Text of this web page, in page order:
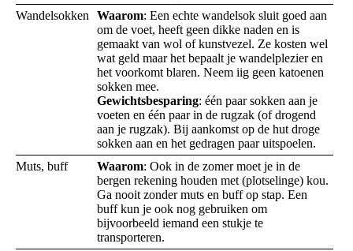
Wandelsokken
Waarom: Een echte wandelsok sluit goed aan
om de voet, heeft geen dikke naden en is
gemaakt van wol of kunstvezel. Ze kosten wel
wat geld maar het bepaalt je wandelplezier en
het voorkomt blaren. Neem iig geen katoenen
sokken mee.
Gewichtsbesparing: één paar sokken aan je
voeten en één paar in de rugzak (of drogend
aan je rugzak). Bij aankomst op de hut droge
sokken aan en het gedragen paar uitspoelen.
Muts, buff
Waarom: Ook in de zomer moet je in de
bergen rekening houden met (plotselinge) kou.
Ga nooit zonder muts en buff op stap. Een
buff kun je ook nog gebruiken om
bijvoorbeeld iemand een stukje te
transporteren.